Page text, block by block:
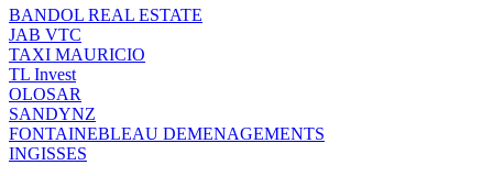
BANDOL REAL ESTATE
JAB VTC
TAXI MAURICIO
TL Invest
OLOSAR
SANDYNZ
FONTAINEBLEAU DEMENAGEMENTS
INGISSES